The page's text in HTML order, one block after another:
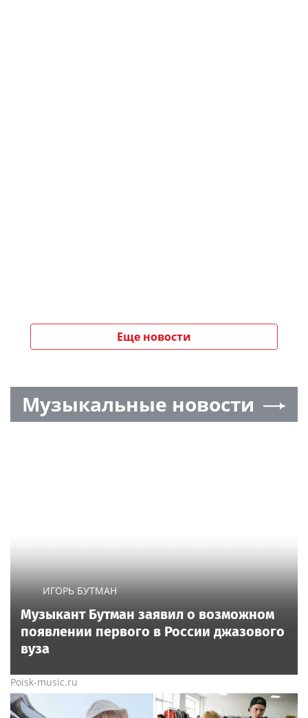
Еще новости
Музыкальные новости
ИГОРЬ БУТМАН
Музыкант Бутман заявил о возможном
появлении первого в России джазового
вуза
Poisk-music.ru